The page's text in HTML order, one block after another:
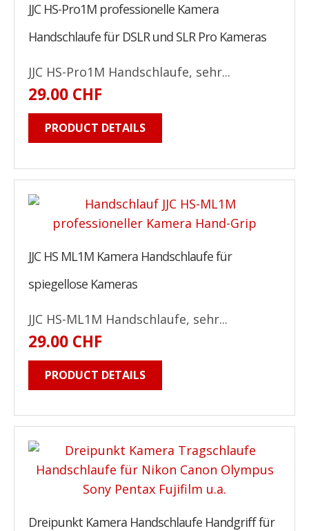
JJC HS-Pro1M professionelle Kamera
Handschlaufe für DSLR und SLR Pro Kameras
JJC HS-Pro1M Handschlaufe, sehr...
29.00 CHF
PRODUCT DETAILS
JJC HS ML1M Kamera Handschlaufe für
spiegellose Kameras
JJC HS-ML1M Handschlaufe, sehr...
29.00 CHF
PRODUCT DETAILS
Dreipunkt Kamera Handschlaufe Handgriff für